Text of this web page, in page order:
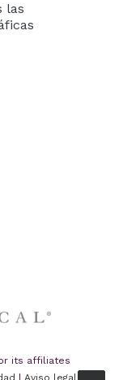
las
its affiliates
Aviso legal